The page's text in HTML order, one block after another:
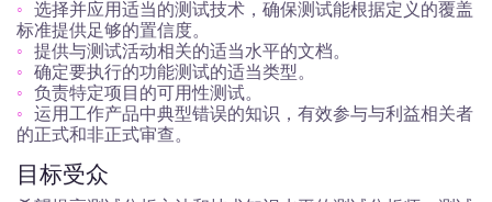
选择并应用适当的测试技术，确保测试能根据定义的覆盖
标准提供足够的置信度。
提供与测试活动相关的适当水平的文档。
确定要执行的功能测试的适当类型。
负责特定项目的可用性测试。
运用工作产品中典型错误的知识，有效参与与利益相关者
的正式和非正式审查。
目标受众